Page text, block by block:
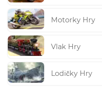
Motorky Hry
Vlak Hry
Lodičky Hry